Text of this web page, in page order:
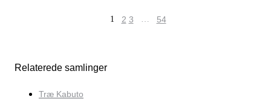
1 2 3 … 54
Relaterede samlinger
Træ Kabuto